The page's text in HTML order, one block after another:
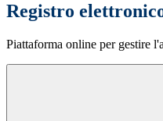
Registro
Piattaforma online per gestire